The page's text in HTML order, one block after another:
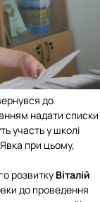
до
надати списки
участь у школі
при цьому,
розвитку Віталій
до проведення